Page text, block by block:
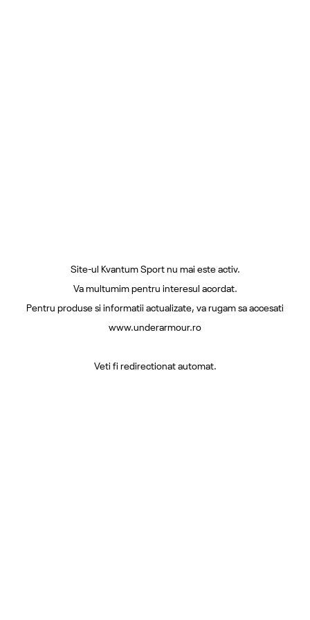
Site-ul Kvantum Sport nu mai este activ.
Va multumim pentru interesul acordat.
Pentru produse si informatii actualizate, va rugam sa accesati
www.underarmour.ro
Veti fi redirectionat automat.